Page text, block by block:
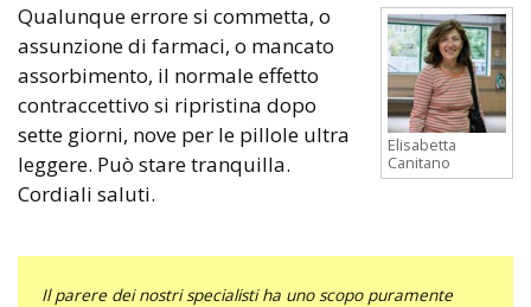
Elisabetta
Canitano
Qualunque errore si commetta, o
assunzione di farmaci, o mancato
assorbimento, il normale effetto
contraccettivo si ripristina dopo
sette giorni, nove per le pillole ultra
leggere. Può stare tranquilla.
Cordiali saluti.
Il parere dei nostri specialisti ha uno scopo puramente